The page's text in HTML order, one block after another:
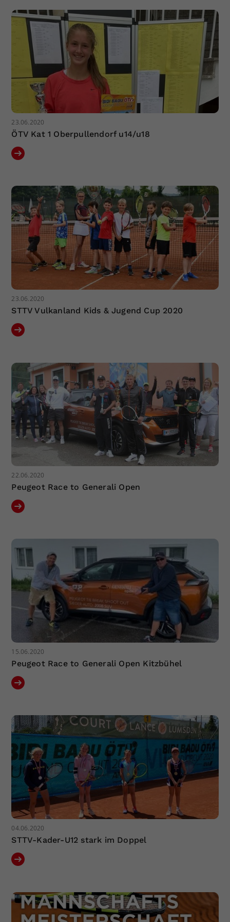
23.06.2020
ÖTV Kat 1 Oberpullendorf u14/u18
23.06.2020
STTV Vulkanland Kids & Jugend Cup 2020
22.06.2020
Peugeot Race to Generali Open
15.06.2020
Peugeot Race to Generali Open Kitzbühel
04.06.2020
STTV-Kader-U12 stark im Doppel
Zweck
Dieser Wert speichert Ihre Consent-
Einstellungen. Unter anderem eine
zufällig generierte ID, für die
historische Speicherung Ihrer
vorgenommen Einstellungen, falls der
Webseiten-Betreiber dies eingestellt
hat.